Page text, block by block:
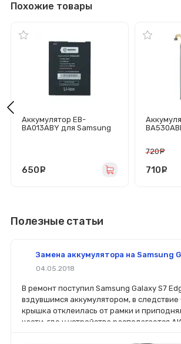
Похожие товары
Аккумулятор EB-
BA013ABY для Samsung
650
720
710
Полезные статьи
Замена аккумулятора на Samsung
04.05.2018
В ремонт поступил Samsung Galaxy S7
вздувшимся аккумулятором, в следствие
крышка отклеилась от рамки и
части, где у устройства располагается